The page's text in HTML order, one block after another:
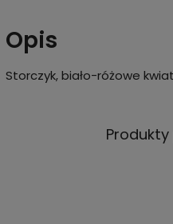
Opis
Storczyk, biało-różowe